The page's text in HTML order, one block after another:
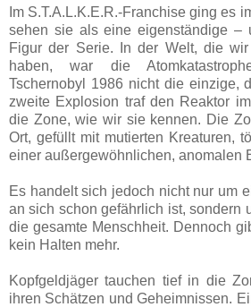
Im S.T.A.L.K.E.R.-Franchise ging es
sehen sie als eine eigenständige –
Figur der Serie. In der Welt, die
haben, war die
Tschernobyl 1986 nicht die einzige,
zweite Explosion traf den Reaktor
die Zone, wie wir sie kennen. Die
Ort, gefüllt mit mutierten Kreaturen,
einer außergewöhnlichen, anomalen
Es handelt sich jedoch nicht nur um
an sich schon gefährlich ist, sondern
die gesamte Menschheit. Dennoch
kein Halten mehr.
Kopfgeldjäger tauchen tief in die
ihren Schätzen und Geheimnissen.